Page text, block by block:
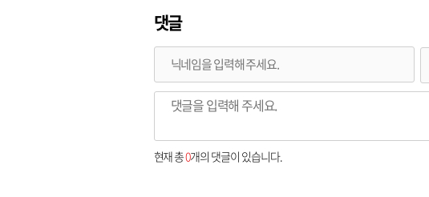
댓글
현재 총0개의 댓글이 있습니다.